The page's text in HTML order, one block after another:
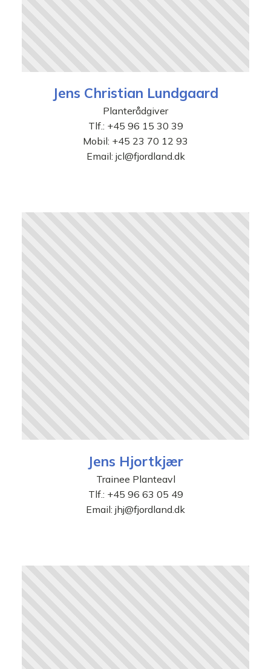
Jens Christian Lundgaard
Planterådgiver
Tlf.: +45 96 15 30 39
Mobil: +45 23 70 12 93
Email: jcl@fjordland.dk
Jens Hjortkjær
Trainee Planteavl
Tlf.: +45 96 63 05 49
Email: jhj@fjordland.dk